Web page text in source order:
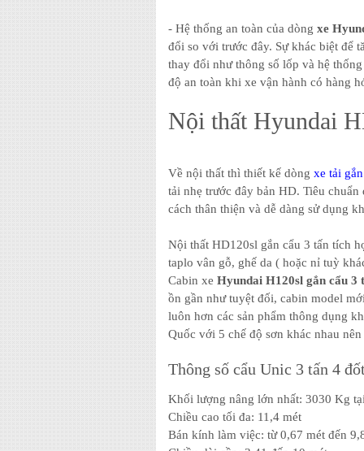
- Hệ thống an toàn của dòng xe
đổi so với trước đây. Sự khác biệt để
thay đổi như thông số lốp và hệ
độ an toàn khi xe vận hành có hàng
Nội thất Hyundai
Về nội thất thì thiết kế dòng xe tải
tải nhẹ trước đây bản HD. Tiêu
cách thân thiện và dễ dàng sử dụng
Nội thất HD120sl gắn cẩu 3 tấn tích
taplo vân gỗ, ghế da ( hoặc nỉ tuỳ
Cabin xe Hyundai H120sl gắn cẩu 3
ồn gần như tuyệt đối, cabin model
luôn hơn các sản phẩm thông dụng
Quốc với 5 chế độ sơn khác nhau
Thông số cẩu Unic 3 tấn 4
Khối lượng nâng lớn nhất: 3030 Kg
Chiều cao tối đa: 11,4 mét
Bán kính làm việc: từ 0,67 mét đến